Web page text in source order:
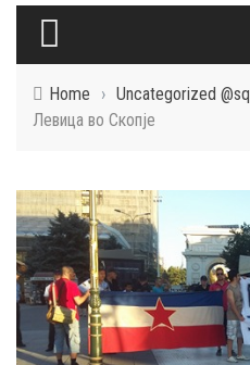
Home › Uncategorized @sq
Левица во Скопје